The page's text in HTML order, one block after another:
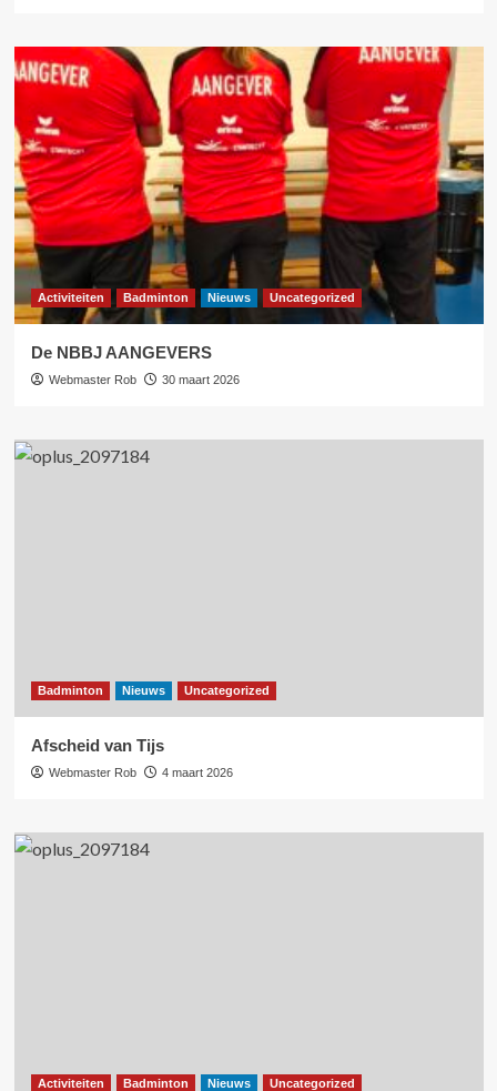
Activiteiten Badminton Nieuws Uncategorized
De NBBJ AANGEVERS
Webmaster Rob 30 maart 2026
Badminton Nieuws Uncategorized
Afscheid van Tijs
Webmaster Rob 4 maart 2026
Activiteiten Badminton Nieuws Uncategorized